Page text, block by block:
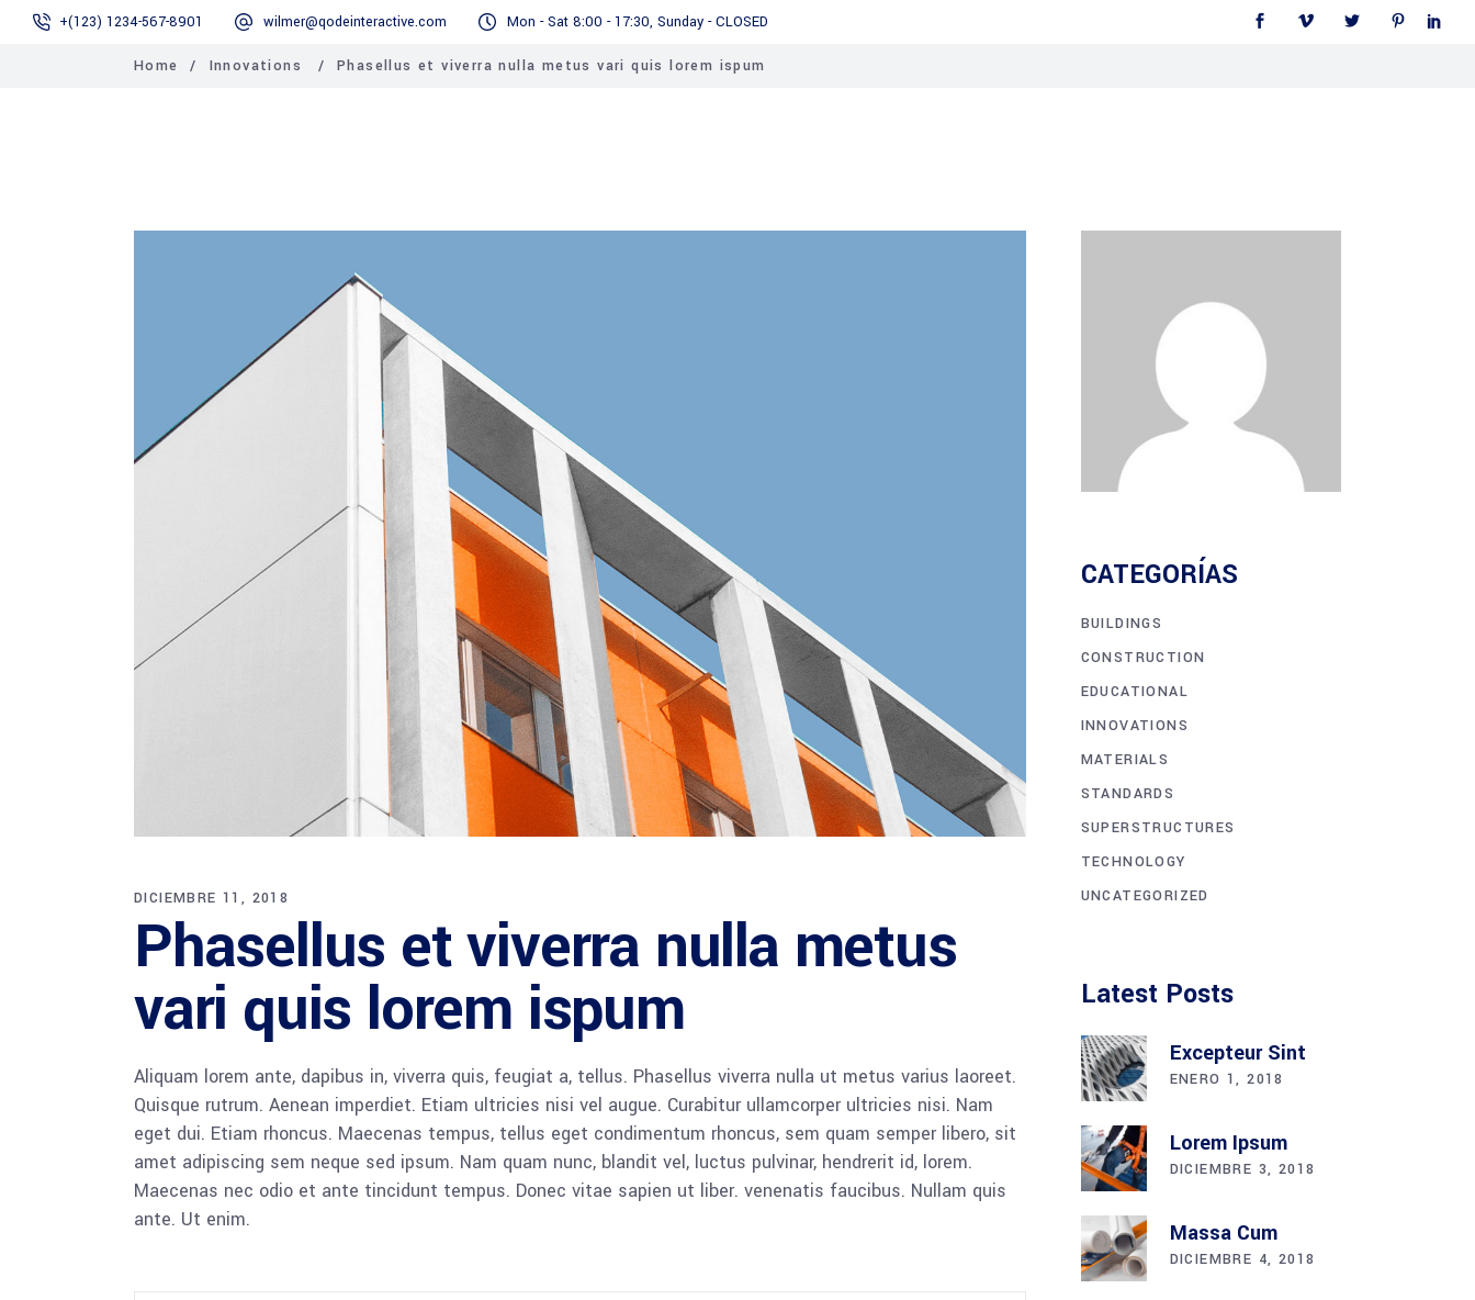
+(123) 1234-567-8901 wilmer@qodeinteractive.com Mon - Sat 8:00 - 17:30, Sunday - CLOSED
Home / Innovations /Phasellus et viverra nulla metus vari quis lorem ispum
DICIEMBRE 11, 2018
Phasellus et viverra nulla metus
vari quis lorem ispum
Aliquam lorem ante, dapibus in, viverra quis, feugiat a, tellus. Phasellus viverra nulla ut metus varius laoreet.
Quisque rutrum. Aenean imperdiet. Etiam ultricies nisi vel augue. Curabitur ullamcorper ultricies nisi. Nam
eget dui. Etiam rhoncus. Maecenas tempus, tellus eget condimentum rhoncus, sem quam semper libero, sit
amet adipiscing sem neque sed ipsum. Nam quam nunc, blandit vel, luctus pulvinar, hendrerit id, lorem.
Maecenas nec odio et ante tincidunt tempus. Donec vitae sapien ut liber. venenatis faucibus. Nullam quis
ante. Ut enim.
CATEGORÍAS
BUILDINGS
CONSTRUCTION
EDUCATIONAL
INNOVATIONS
MATERIALS
STANDARDS
SUPERSTRUCTURES
TECHNOLOGY
UNCATEGORIZED
Latest Posts
Excepteur Sint
ENERO 1, 2018
Lorem Ipsum
DICIEMBRE 3, 2018
Massa Cum
DICIEMBRE 4, 2018